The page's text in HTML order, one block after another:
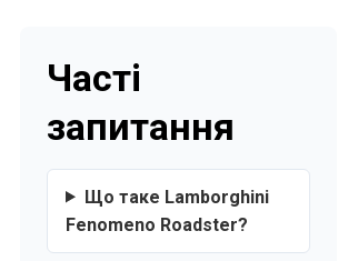
Часті
запитання
Що таке Lamborghini
Fenomeno Roadster?